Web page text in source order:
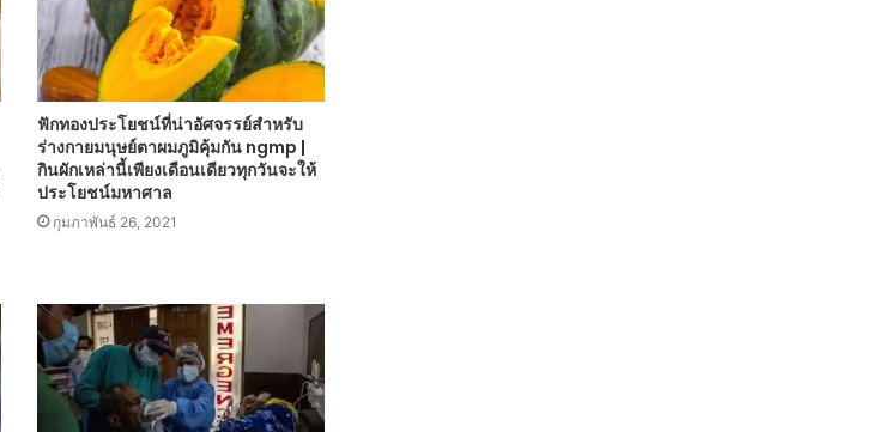
ฟักทองประโยชน์ที่น่าอัศจรรย์สำหรับ
ร่างกายมนุษย์ตาผมภูมิคุ้มกัน ngmp |
กินผักเหล่านี้เพียงเดือนเดียวทุกวันจะให้
ประโยชน์มหาศาล
กุมภาพันธ์ 26, 2021